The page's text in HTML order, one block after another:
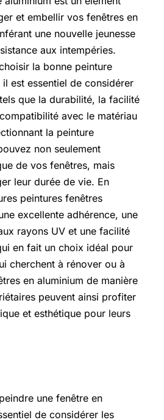
et embellir vos fenêtres en
une nouvelle jeunesse
aux intempéries.
la bonne peinture
est essentiel de considérer
que la durabilité, la facilité
avec le matériau
la peinture
non seulement
de vos fenêtres, mais
leur durée de vie. En
peintures fenêtres
excellente adhérence, une
rayons UV et une facilité
en fait un choix idéal pour
cherchent à rénover ou à
en aluminium de manière
peuvent ainsi profiter
et esthétique pour leurs
une fenêtre en
de considérer les